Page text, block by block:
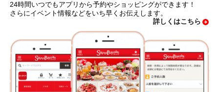
24時間いつでもアプリから予約やショッピングができます！
さらにイベント情報などをいち早くお伝えします。
詳しくはこちら